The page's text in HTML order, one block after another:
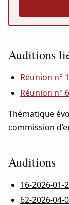
Auditions
Réunion n°
Réunion n°
Thématique
commission
Auditions
16-2026-
62-2026-